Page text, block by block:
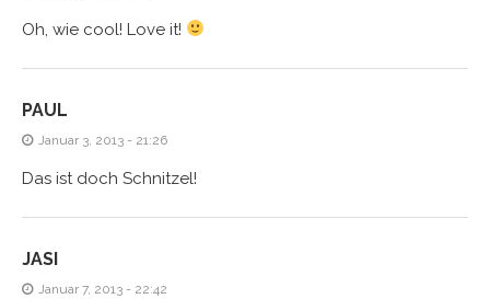
Oh, wie cool! Love it!
PAUL
Januar 3, 2013 - 21:26
Das ist doch Schnitzel!
JASI
Januar 7, 2013 - 22:42